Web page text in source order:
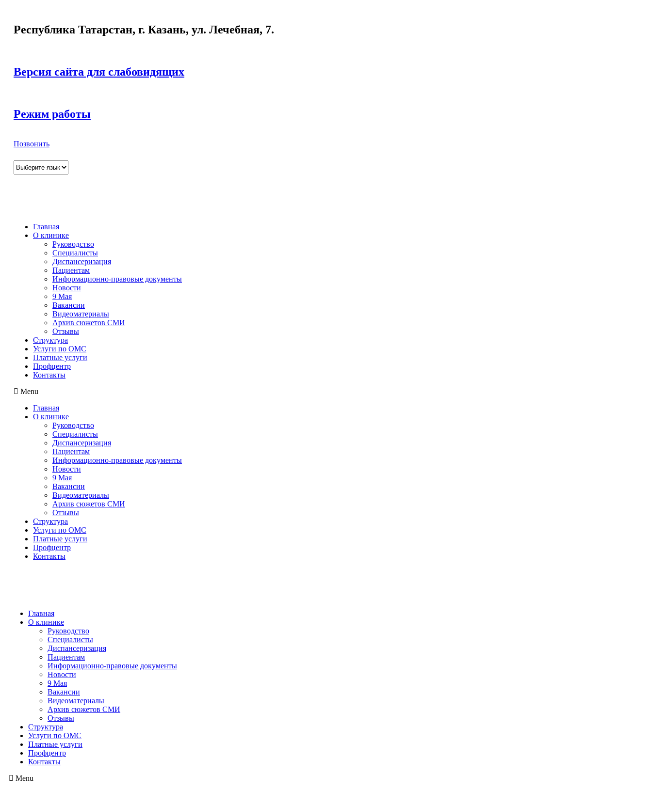
Республика Татарстан, г. Казань, ул. Лечебная, 7.
Версия сайта для слабовидящих
Режим работы
Позвонить
Главная
О клинике
Руководство
Специалисты
Диспансеризация
Пациентам
Информационно-правовые документы
Новости
9 Мая
Вакансии
Видеоматериалы
Архив сюжетов СМИ
Отзывы
Структура
Услуги по ОМС
Платные услуги
Профцентр
Контакты
Menu
Главная
О клинике
Руководство
Специалисты
Диспансеризация
Пациентам
Информационно-правовые документы
Новости
9 Мая
Вакансии
Видеоматериалы
Архив сюжетов СМИ
Отзывы
Структура
Услуги по ОМС
Платные услуги
Профцентр
Контакты
Главная
О клинике
Руководство
Специалисты
Диспансеризация
Пациентам
Информационно-правовые документы
Новости
9 Мая
Вакансии
Видеоматериалы
Архив сюжетов СМИ
Отзывы
Структура
Услуги по ОМС
Платные услуги
Профцентр
Контакты
Menu